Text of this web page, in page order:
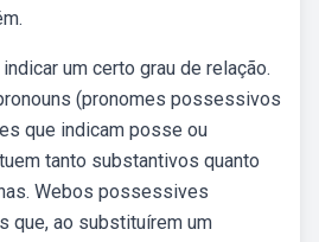
um certo grau de relação.
(pronomes possessivos
que indicam posse ou
tanto substantivos quanto
Webos possessives
que, ao substituírem um